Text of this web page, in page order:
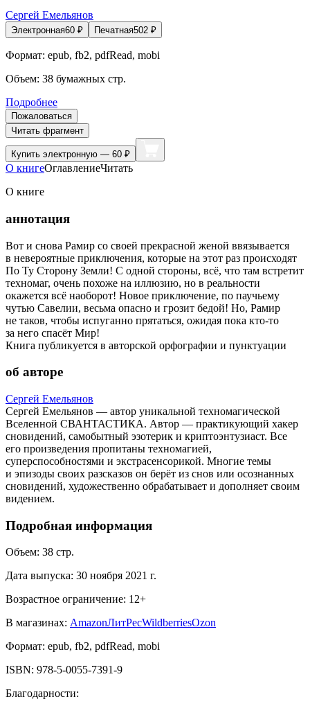
Сергей Емельянов
Электронная60 ₽ Печатная502 ₽
Формат: epub, fb2, pdfRead, mobi
Объем: 38 бумажных стр.
Подробнее
Пожаловаться
Читать фрагмент
Купить электронную — 60 ₽
О книгеОглавлениеЧитать
О книге
аннотация
Вот и снова Рамир со своей прекрасной женой ввязывается
в невероятные приключения, которые на этот раз происходят
По Ту Сторону Земли! С одной стороны, всё, что там встретит
техномаг, очень похоже на иллюзию, но в реальности
окажется всё наоборот! Новое приключение, по паучьему
чутью Савелии, весьма опасно и грозит бедой! Но, Рамир
не таков, чтобы испуганно прятаться, ожидая пока кто-то
за него спасёт Мир!
Книга публикуется в авторской орфографии и пунктуации
об авторе
Сергей Емельянов
Сергей Емельянов — автор уникальной техномагической
Вселенной СВАНТАСТИКА. Автор — практикующий хакер
сновидений, самобытный эзотерик и криптоэнтузиаст. Все
его произведения пропитаны техномагией,
суперспособностями и экстрасенсорикой. Многие темы
и эпизоды своих разсказов он берёт из снов или осознанных
сновидений, художественно обрабатывает и дополняет своим
видением.
Подробная информация
Объем: 38 стр.
Дата выпуска: 30 ноября 2021 г.
Возрастное ограничение: 12+
В магазинах: AmazonЛитРесWildberriesOzon
Формат: epub, fb2, pdfRead, mobi
ISBN: 978-5-0055-7391-9
Благодарности: